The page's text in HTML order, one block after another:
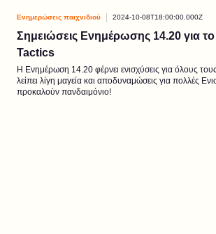
Ενημερώσεις παιχνιδιού 2024-10-08T18:00:00.000Z
Σημειώσεις Ενημέρωσης 14.20 για
Tactics
Η Ενημέρωση 14.20 φέρνει ενισχύσεις για όλους
λείπει λίγη μαγεία και αποδυναμώσεις για πολλές
προκαλούν πανδαιμόνιο!